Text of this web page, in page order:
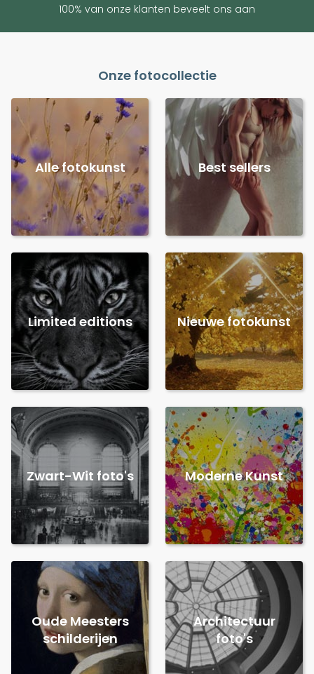
100% van onze klanten beveelt ons aan
Onze fotocollectie
Alle fotokunst Best sellers
Limited editions Nieuwe fotokunst
Zwart-Wit foto's Moderne Kunst
Oude Meesters
schilderijen
Architectuur
foto's